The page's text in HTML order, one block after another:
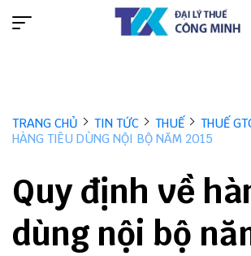
TRANG CHỦ TIN TỨC THUẾ THUẾ
HÀNG TIÊU DÙNG NỘI BỘ NĂM 2015
Quy định về
dùng nội bộ